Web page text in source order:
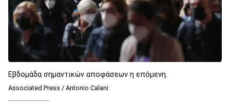
Εβδομάδα σημαντικών αποφάσεων η επόμενη.
Associated Press / Antonio Calani